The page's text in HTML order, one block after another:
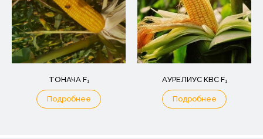
ТОНАЧА F₁
Подробнее
АУРЕЛИУС КВС F₁
Подробнее